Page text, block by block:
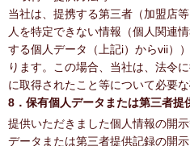
当社は、提携する第三者（加盟店
人を特定できない情報（個人関連
する個人データ（上記i）からvii）
ります。この場合、当社は、法令
に取得されたこと等について必要な
8．保有個人データまたは第三者提
提供いただきました個人情報の開
データまたは第三者提供記録の開